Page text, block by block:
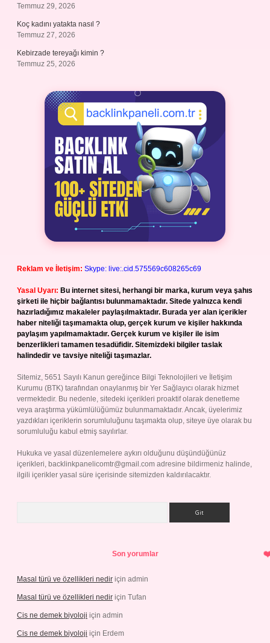
Temmuz 29, 2026
Koç kadını yatakta nasıl ?
Temmuz 27, 2026
Kebirzade tereyağı kimin ?
Temmuz 25, 2026
Reklam ve İletişim: Skype: live:.cid.575569c608265c69
Yasal Uyarı: Bu internet sitesi, herhangi bir marka, kurum veya şahıs
şirketi ile hiçbir bağlantısı bulunmamaktadır. Sitede yalnızca kendi
hazırladığımız makaleler paylaşılmaktadır. Burada yer alan içerikler
haber niteliği taşımamakta olup, gerçek kurum ve kişiler hakkında
paylaşım yapılmamaktadır. Gerçek kurum ve kişiler ile isim
benzerlikleri tamamen tesadüfidir. Sitemizdeki bilgiler taslak
halindedir ve tavsiye niteliği taşımazlar.
Sitemiz, 5651 Sayılı Kanun gereğince Bilgi Teknolojileri ve İletişim
Kurumu (BTK) tarafından onaylanmış bir Yer Sağlayıcı olarak hizmet
vermektedir. Bu nedenle, sitedeki içerikleri proaktif olarak denetleme
veya araştırma yükümlülüğümüz bulunmamaktadır. Ancak, üyelerimiz
yazdıkları içeriklerin sorumluluğunu taşımakta olup, siteye üye olarak bu
sorumluluğu kabul etmiş sayılırlar.
Hukuka ve yasal düzenlemelere aykırı olduğunu düşündüğünüz
içerikleri, backlinkpanelicomtr@gmail.com adresine bildirmeniz halinde,
ilgili içerikler yasal süre içerisinde sitemizden kaldırılacaktır.
Son yorumlar
Masal türü ve özellikleri nedir için admin
Masal türü ve özellikleri nedir için Tufan
Cis ne demek biyoloji için admin
Cis ne demek biyoloji için Erdem